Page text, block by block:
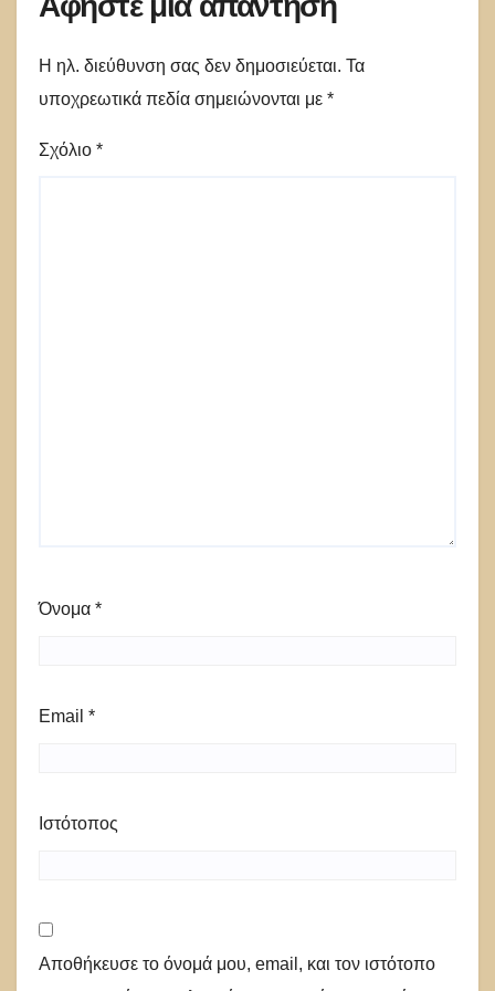
Η ηλ. διεύθυνση σας δεν δημοσιεύεται. Τα
υποχρεωτικά πεδία σημειώνονται με *
Σχόλιο *
Όνομα *
Email *
Ιστότοπος
Αποθήκευσε το όνομά μου, email, και τον ιστότοπο